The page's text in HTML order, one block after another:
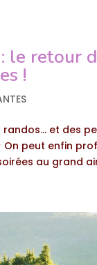
le retour
!
et des
On peut enfin
au grand